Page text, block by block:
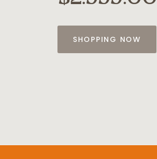
SHOPPING NOW